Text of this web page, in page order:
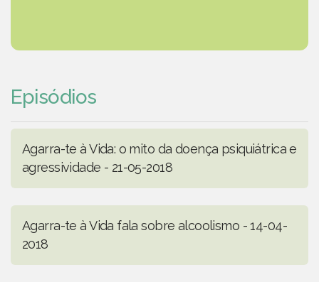
Episódios
Agarra-te à Vida: o mito da doença psiquiátrica e
agressividade - 21-05-2018
Agarra-te à Vida fala sobre alcoolismo - 14-04-
2018